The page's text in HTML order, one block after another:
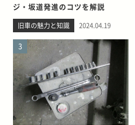
ジ・坂道発進のコツを解説
旧車の魅力と知識 2024.04.19
3